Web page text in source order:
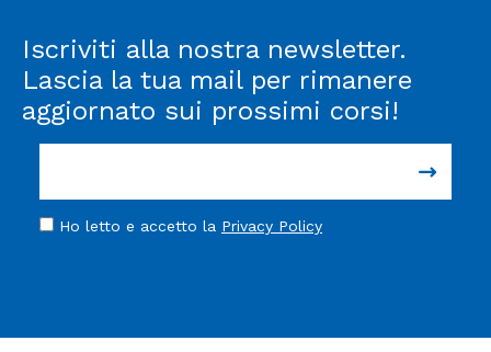
Iscriviti alla nostra newsletter.
Lascia la tua mail per rimanere
aggiornato sui prossimi corsi!
Ho letto e accetto la Privacy Policy